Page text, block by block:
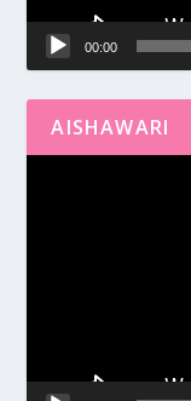
00:00
AISHAWARI